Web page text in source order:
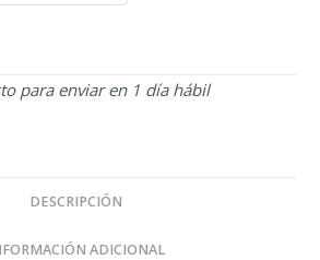
para enviar en 1 día hábil
DESCRIPCIÓN
ADICIONAL